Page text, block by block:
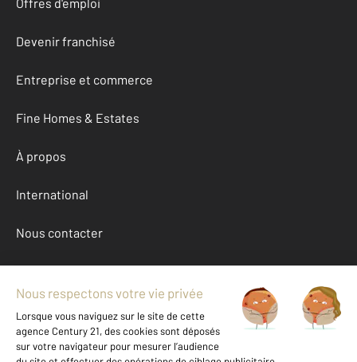
Devenir franchisé
Entreprise et commerce
Fine Homes & Estates
À propos
International
Nous contacter
Mentions légales & CGU et Barèmes d'honoraires
Données personnelles
Gestionnaire des cookies